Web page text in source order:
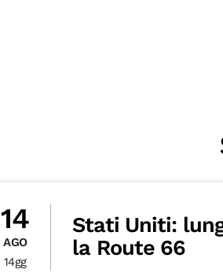
14
AGO
14gg
Stati Uniti:
la Route 66